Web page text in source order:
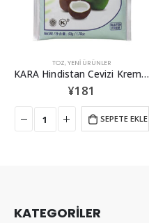
TOZ,YENİ ÜRÜNLER
KARA Hindistan Cevizi Kreması Tozu 50GR
¥181
SEPETE EKLE
KATEGORİLER